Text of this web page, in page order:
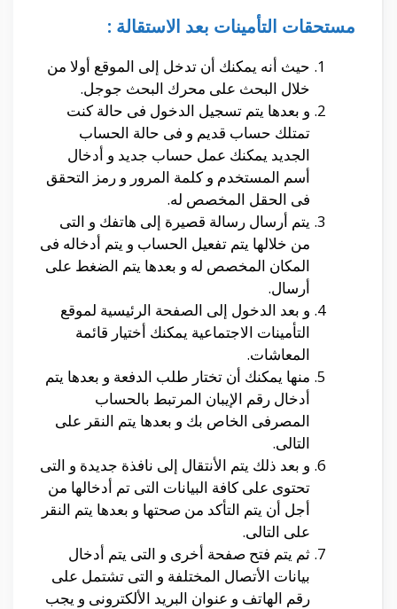
مستحقات التأمينات بعد الاستقالة :
حيث أنه يمكنك أن تدخل إلى الموقع أولا من
خلال البحث على محرك البحث جوجل.
و بعدها يتم تسجيل الدخول فى حالة كنت
تمتلك حساب قديم و فى حالة الحساب
الجديد يمكنك عمل حساب جديد و أدخال
أسم المستخدم و كلمة المرور و رمز التحقق
فى الحقل المخصص له.
يتم أرسال رسالة قصيرة إلى هاتفك و التى
من خلالها يتم تفعيل الحساب و يتم أدخاله فى
المكان المخصص له و بعدها يتم الضغط على
أرسال.
و بعد الدخول إلى الصفحة الرئيسية لموقع
التأمينات الاجتماعية يمكنك أختيار قائمة
المعاشات.
منها يمكنك أن تختار طلب الدفعة و بعدها يتم
أدخال رقم الإيبان المرتبط بالحساب
المصرفى الخاص بك و بعدها يتم النقر على
التالى.
و بعد ذلك يتم الأنتقال إلى نافذة جديدة و التى
تحتوى على كافة البيانات التى تم أدخالها من
أجل أن يتم التأكد من صحتها و بعدها يتم النقر
على التالى.
ثم يتم فتح صفحة أخرى و التى يتم أدخال
بيانات الأتصال المختلفة و التى تشتمل على
رقم الهاتف و عنوان البريد الألكترونى و يجب